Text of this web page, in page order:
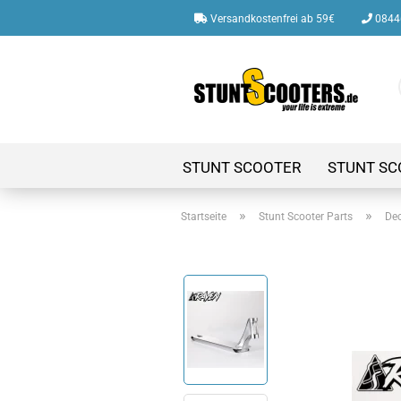
Versandkostenfrei ab 59€
STUNT SCOOTER STUNT
Startseite » Stunt Scooter Parts »